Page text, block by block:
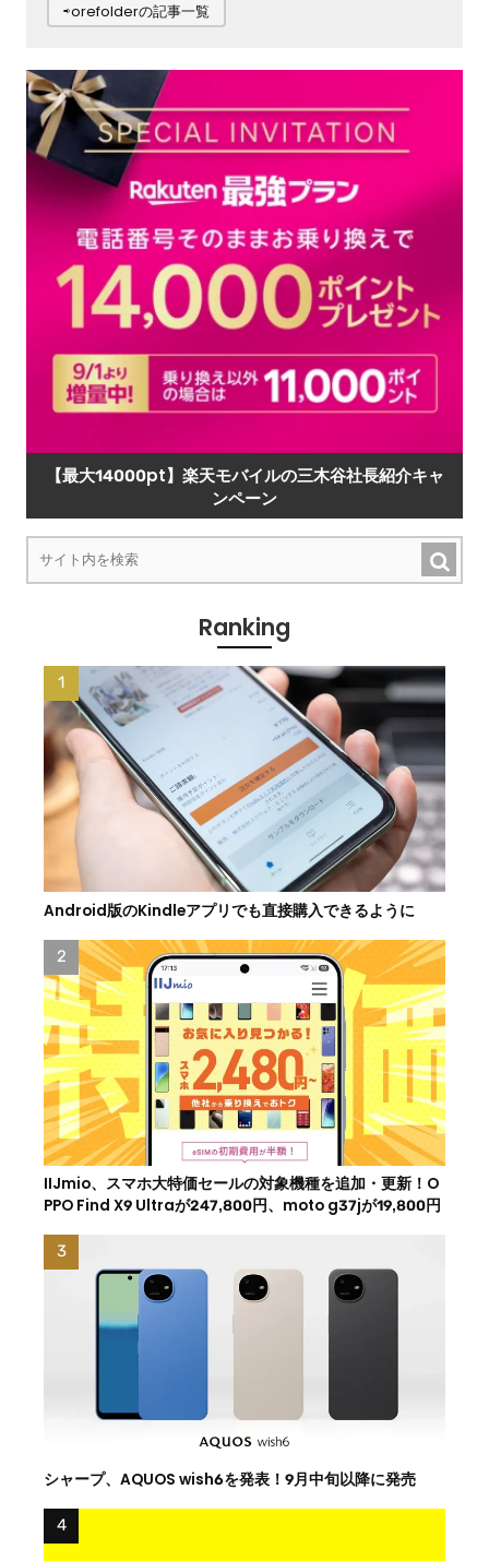
⇨orefolderの記事一覧
【最大14000pt】楽天モバイルの三木谷社長紹介キャ
ンペーン
Ranking
Android版のKindleアプリでも直接購入できるように
IIJmio、スマホ大特価セールの対象機種を追加・更新！O
PPO Find X9 Ultraが247,800円、moto g37jが19,800円
シャープ、AQUOS wish6を発表！9月中旬以降に発売